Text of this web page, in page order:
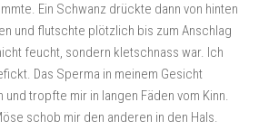
Ein Schwanz drückte dann von hinten
und flutschte plötzlich bis zum Anschlag
feucht, sondern kletschnass war. Ich
Das Sperma in meinem Gesicht
tropfte mir in langen Fäden vom Kinn.
schob mir den anderen in den Hals.